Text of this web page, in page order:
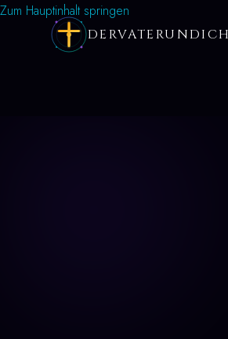
Zum Hauptinhalt springen